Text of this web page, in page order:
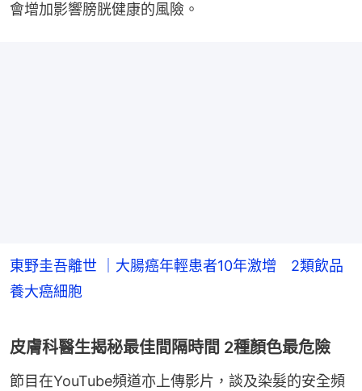
會增加影響膀胱健康的風險。
東野圭吾離世 ｜大腸癌年輕患者10年激增 2類飲品
養大癌細胞
皮膚科醫生揭秘最佳間隔時間 2種顏色最危險
節目在YouTube頻道亦上傳影片，談及染髮的安全頻